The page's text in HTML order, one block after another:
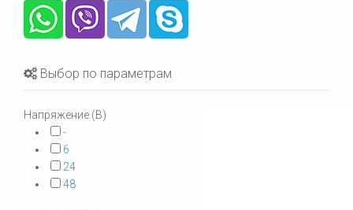
Выбор по параметрам
Напряжение (В)
-
6
24
48